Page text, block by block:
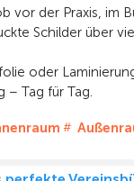
vor der Praxis, im
Schilder über
oder
– Tag für Tag.